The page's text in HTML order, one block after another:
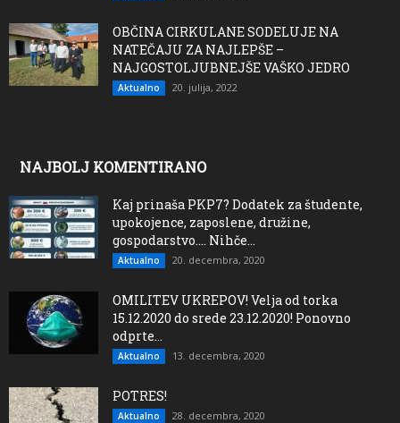
OBČINA CIRKULANE SODELUJE NA
NATEČAJU ZA NAJLEPŠE –
NAJGOSTOLJUBNEJŠE VAŠKO JEDRO
Aktualno 20. julija, 2022
NAJBOLJ KOMENTIRANO
Kaj prinaša PKP7? Dodatek za študente,
upokojence, zaposlene, družine,
gospodarstvo…. Nihče...
Aktualno 20. decembra, 2020
OMILITEV UKREPOV! Velja od torka
15.12.2020 do srede 23.12.2020! Ponovno
odprte...
Aktualno 13. decembra, 2020
POTRES!
Aktualno 28. decembra, 2020